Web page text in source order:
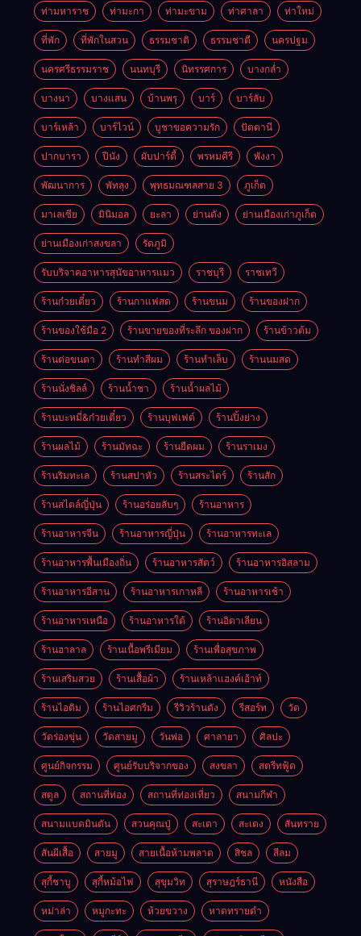
ท่ามหาราช ท่ามะกา ท่ามะขาม ท่าศาลา ท่าใหม่
ที่พัก ที่พักในสวน ธรรมชาติ ธรรมชาตื นครปฐม
นครศรีธรรมราช นนทบุรี นิทรรศการ บางกล่ำ
บางนา บางแสน บ้านพรุ บาร์ บาร์ลับ
บาร์เหล้า บาร์ไวน์ บูชาขอความรัก ปัตตานี
ปากบารา ปีนัง ผับปาร์ตี้ พรหมคีรี พังงา
พัฒนาการ พัทลุง พุทธมณฑลสาย 3 ภูเก็ต
มาเลเซีย มินิมอล ยะลา ย่านดัง ย่านเมืองเก่าภูเก็ต
ย่านเมืองเก่าสงขลา รัตภูมิ
รับบริจาคอาหารสุนัขอาหารแมว ราชบุรี ราชเทวี
ร้านก๋วยเตี๋ยว ร้านกาแฟสด ร้านขนม ร้านของฝาก
ร้านของใช้มือ 2 ร้านขายของที่ระลึก ของฝาก ร้านข้าวต้ม
ร้านต่อขนตา ร้านทำสีผม ร้านทำเล็บ ร้านนมสด
ร้านนั่งชิลล์ ร้านน้ำชา ร้านน้ำผลไม้
ร้านบะหมี่&ก๋วยเตี๋ยว ร้านบุฟเฟต์ ร้านปิ้งย่าง
ร้านผลไม้ ร้านมัทฉะ ร้านยืดผม ร้านราเมง
ร้านริมทะเล ร้านสปาหัว ร้านสระไดร์ ร้านสัก
ร้านสไตล์ญี่ปุ่น ร้านอร่อยลับๆ ร้านอาหาร
ร้านอาหารจีน ร้านอาหารญี่ปุ่น ร้านอาหารทะเล
ร้านอาหารพื้นเมืองถิ่น ร้านอาหารสัตว์ ร้านอาหารอิสลาม
ร้านอาหารอีสาน ร้านอาหารเกาหลี ร้านอาหารเช้า
ร้านอาหารเหนือ ร้านอาหารใต้ ร้านอิตาเลียน
ร้านฮาลาล ร้านเนื้อพรีเมียม ร้านเพื่อสุขภาพ
ร้านเสริมสวย ร้านเสื้อผ้า ร้านเหล้าแฮงค์เอ้าท์
ร้านไอติม ร้านไอศกรีม รีวิวร้านดัง รีสอร์ท วัด
วัดร่องขุ่น วัดสายมู วันพ่อ ศาลายา ศิลปะ
ศูนย์กิจกรรม ศูนย์รับบริจากของ สงขลา สตรีทฟู้ด
สตูล สถานที่ท่อง สถานที่ท่องเที่ยว สนามกีฬา
สนามแบดมินตัน สวนคุณปู่ สะเดา สะเตง สันทราย
สันผีเสื้อ สายมู สายเนื้อห้ามพลาด สิชล สีลม
สุกี้ชาบู สุกี้หม้อไฟ สุขุมวิท สุราษฎร์ธานี หนังสือ
หม่าล่า หมูกะทะ ห้วยขวาง หาดทรายดำ